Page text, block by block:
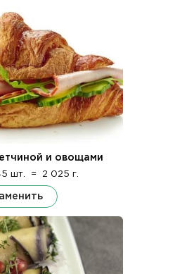
и овощами
шт. = 2 025 г.